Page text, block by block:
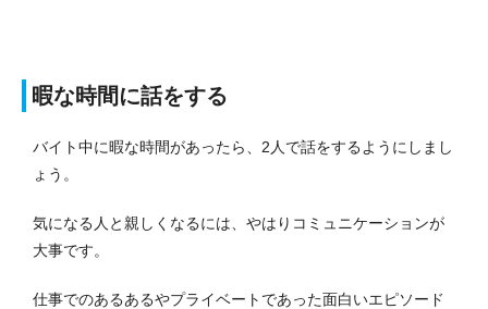
暇な時間に話をする
バイト中に暇な時間があったら、2人で話をするようにしまし
ょう。
気になる人と親しくなるには、やはりコミュニケーションが
大事です。
仕事でのあるあるやプライベートであった面白いエピソード